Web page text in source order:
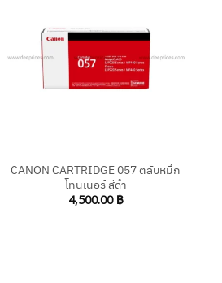
CANON CARTRIDGE 057 ตลับหมึก
โทนเนอร์ สีดำ
4,500.00 ฿